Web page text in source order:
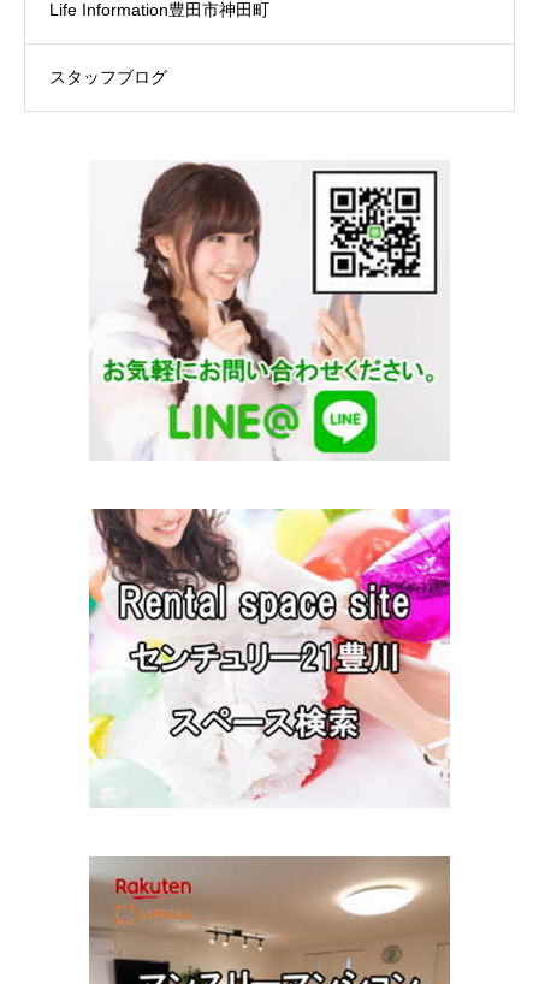
Life Information豊田市神田町
スタッフブログ